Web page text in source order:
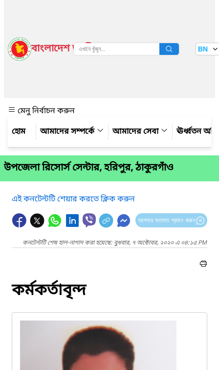
বাংলাদেশ জাতীয় তথ্য বাতায়ন BN
মেনু নির্বাচন করুন
আমাদের সম্পর্কে
আমাদের সেবা ঊর্ধ্বতন
উপজেলা রিসোর্স সেন্টার, হরিপুর, ঠাকুরগাঁও
এই কনটেন্টটি শেয়ার করতে ক্লিক করুন
আপনার মতামত প্রদান করুন
কনটেন্টটি শেষ হাল-নাগাদ করা হয়েছে: বুধবার, ৭ অক্টোবর, ২০২০ এ ০৪:১৫ PM
কর্মকর্তাবৃন্দ